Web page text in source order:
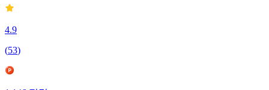
4.9
(53)